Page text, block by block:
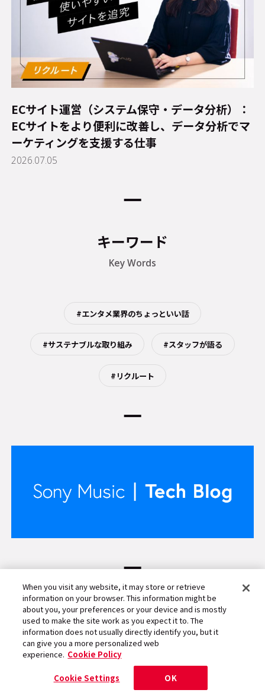
ECサイト運営（システム保守・データ分析）：
ECサイトをより便利に改善し、データ分析でマ
ーケティングを支援する仕事
2026.07.05
キーワード
Key Words
#エンタメ業界のちょっといい話
#サステナブルな取り組み #スタッフが語る
#リクルート
公式SNSをフォロー
ソニーミュージック公式SNSをフォローして
Cocotameの最新情報をチェック！
When you visit any website, it may store or retrieve
information on your browser. This information might be
about you, your preferences or your device and is mostly
used to make the site work as you expect it to. The
information does not usually directly identify you, but it
can give you a more personalized web
experience. Cookie Policy
Cookie Settings OK